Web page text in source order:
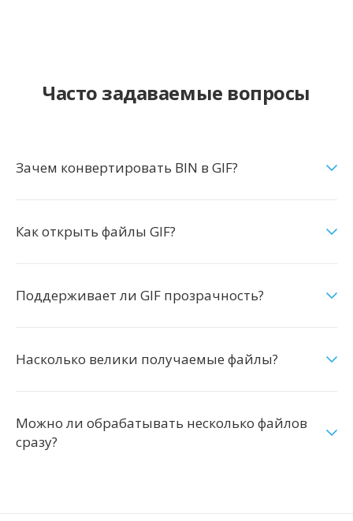
Часто задаваемые вопросы
Зачем конвертировать BIN в GIF?
Как открыть файлы GIF?
Поддерживает ли GIF прозрачность?
Насколько велики получаемые файлы?
Можно ли обрабатывать несколько файлов
сразу?